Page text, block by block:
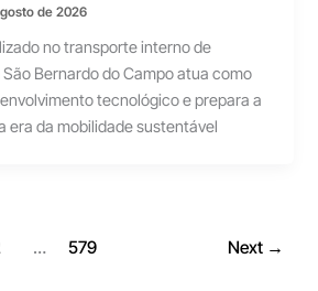
de 2026
no transporte interno de
Bernardo do Campo atua como
tecnológico e prepara a
era da mobilidade sustentável
… 579 Next →